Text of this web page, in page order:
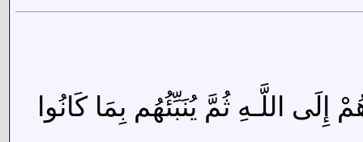
اللَّـهِ ثُمَّ يُنَبِّئُهُم بِمَا كَانُوا